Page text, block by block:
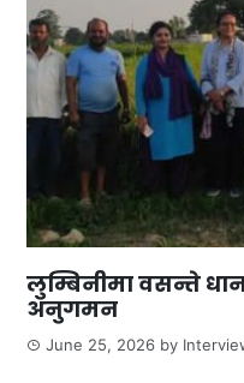
लुम्बिनीमा वसन्ते
अनुगमन
June 25, 2026 by